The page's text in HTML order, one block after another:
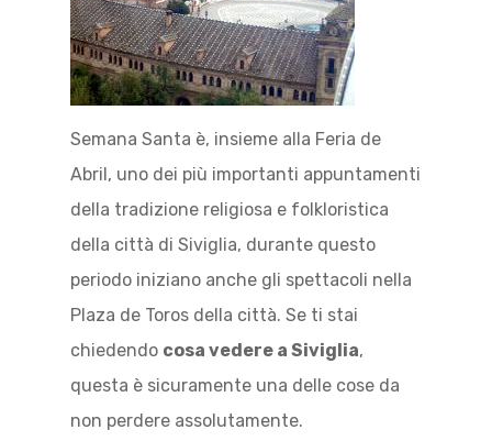
Semana Santa è, insieme alla Feria de
Abril, uno dei più importanti appuntamenti
della tradizione religiosa e folkloristica
della città di Siviglia, durante questo
periodo iniziano anche gli spettacoli nella
Plaza de Toros della città. Se ti stai
chiedendo cosa vedere a Siviglia,
questa è sicuramente una delle cose da
non perdere assolutamente.